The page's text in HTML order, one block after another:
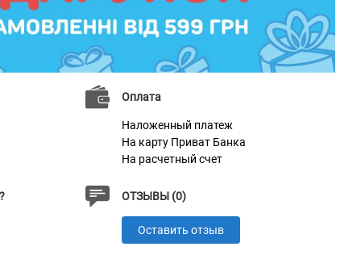
Оплата
Наложенный платеж
На карту Приват Банка
На расчетный счет
ОТЗЫВЫ (0)
Оставить отзыв